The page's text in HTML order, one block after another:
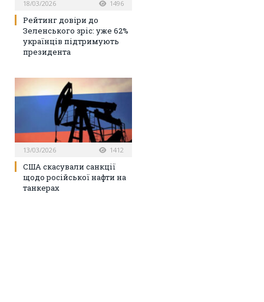
18/03/2026 1496
Рейтинг довіри до
Зеленського зріс: уже 62%
українців підтримують
президента
13/03/2026 1412
США скасували санкції
щодо російської нафти на
танкерах